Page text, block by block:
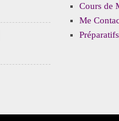
Cours de
Me